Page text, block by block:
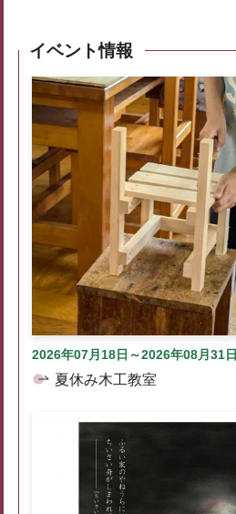
イベント情報
2026年07月18日～2026年08月31日
夏休み木工教室